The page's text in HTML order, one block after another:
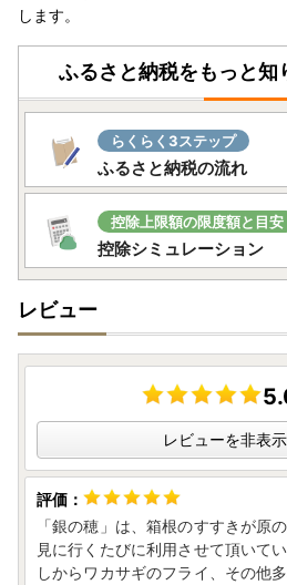
します。
ふるさと納税をもっと知
らくらく3ステップ
ふるさと納税の流れ
控除上限額の限度額と目安
控除シミュレーション
レビュー
レビューを非表
「銀の穂」は、箱根のすすきが原
見に行くたびに利用させて頂いて
しからワカサギのフライ、その他